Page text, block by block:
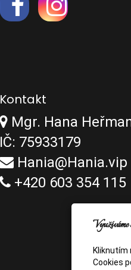
Kontakt
Mgr. Hana
IČ: 75933179
Hania@Hania.vip
+420 603 354 115
Využíváme
Kliknutím
Cookies